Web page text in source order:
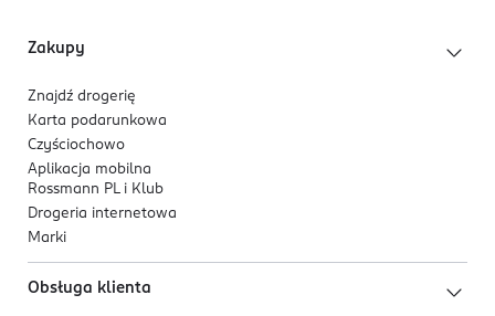
Kod EAN
Zakupy
Znajdź drogerię
Karta podarunkowa
Czyściochowo
Aplikacja mobilna
Rossmann PL i Klub
Drogeria internetowa
Marki
Obsługa klienta